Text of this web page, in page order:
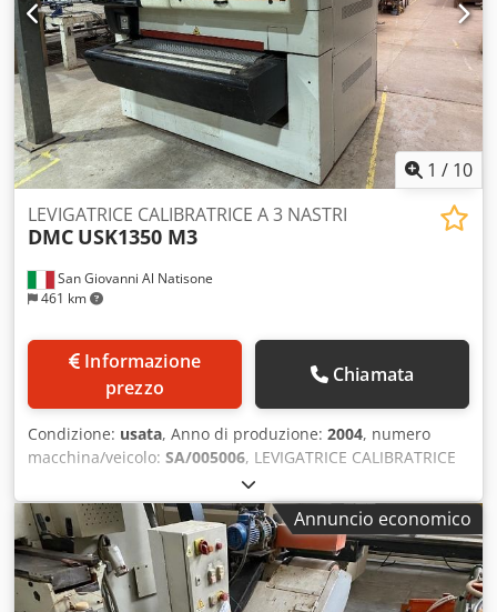
1 / 10
San Giovanni Al Natisone
461 km
LEVIGATRICE CALIBRATRICE A 3 NASTRI
DMC USK1350 M3
prezzo
Chiamata
Condizione: usata, Anno di produzione: 2004, numero
macchina/veicolo: SA/005006, LEVIGATRICE CALIBRATRICE
A 3 NASTRI DMC MOD. USK1350 M3 - A NORME CE - USATA
- 1 rullo in acciaio - 2 rullo in gomma - 3 rullo in gomma -
N. 3 motori indipendenti - Larghezza di lavoro 1350mm
Codpfx Aaswrnmpsxeha - Con scarpette (dispositivo pezzi
corti) - Soffiatore sul terzo gruppo - Dispositivo on/off su
ogni gruppo - Touch screen control - Matr. SA/005006 -
Annuncio economico